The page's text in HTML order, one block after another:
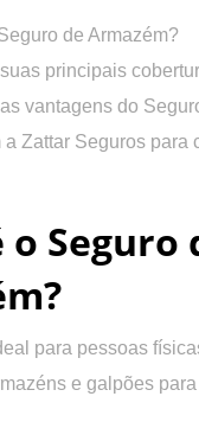
de Armazém?
principais
vantagens do
a Zattar Seguros para
o Seguro
para pessoas
e galpões